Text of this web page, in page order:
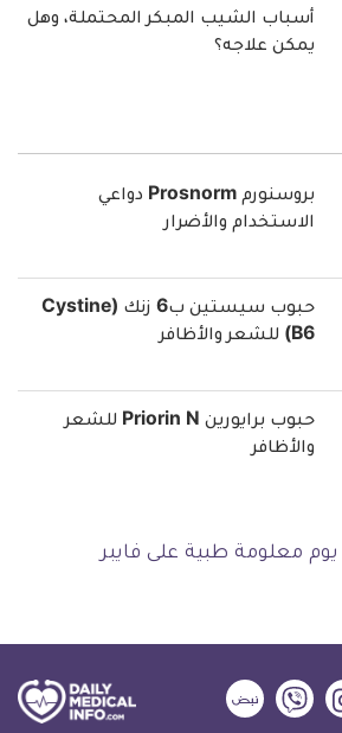
أسباب الشيب المبكر المحتملة، وهل
يمكن علاجه؟
بروسنورم Prosnorm دواعي
الاستخدام والأضرار
حبوب سيستين ب6 زنك (Cystine
B6) للشعر والأظافر
حبوب برايورين Priorin N للشعر
والأظافر
ديلي
ديلي
ديلي